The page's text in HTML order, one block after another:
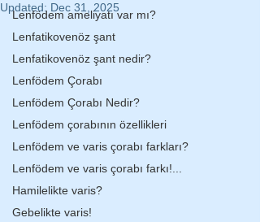
Lenfödem ameliyatı var mı?
Lenfatikovenöz şant
Lenfatikovenöz şant nedir?
Lenfödem Çorabı
Lenfödem Çorabı Nedir?
Lenfödem çorabının özellikleri
Lenfödem ve varis çorabı farkları?
Lenfödem ve varis çorabı farkı!...
Hamilelikte varis?
Gebelikte varis!
Updated: Dec 31, 2025